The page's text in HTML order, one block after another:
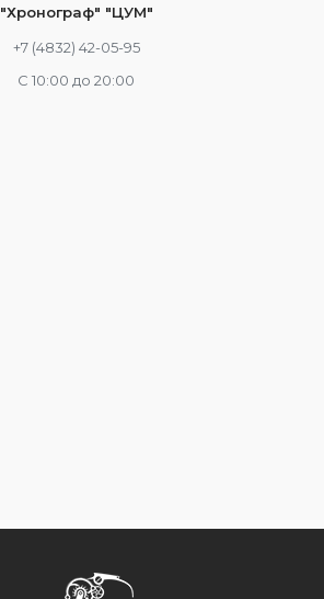
"Хронограф" "ЦУМ"
+7 (4832) 42-05-95
С 10:00 до 20:00